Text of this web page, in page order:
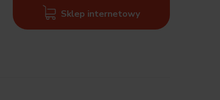
Sklep internetowy